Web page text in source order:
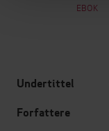
EBOK
Undertittel
Forfattere